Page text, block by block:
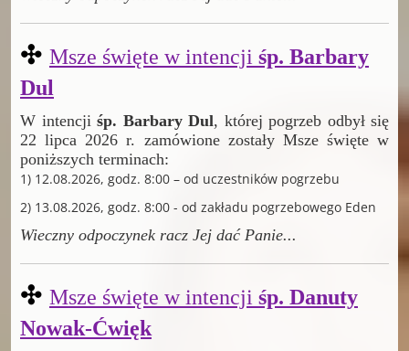
✣ Msze święte w intencji śp. Barbary
Dul
W intencji śp. Barbary Dul, której pogrzeb odbył się
22 lipca 2026 r. zamówione zostały Msze święte w
poniższych terminach:
1) 12.08.2026, godz. 8:00 – od uczestników pogrzebu
2) 13.08.2026, godz. 8:00 - od zakładu pogrzebowego Eden
Wieczny odpoczynek racz Jej dać Panie...
✣ Msze święte w intencji śp. Danuty
Nowak-Ćwięk